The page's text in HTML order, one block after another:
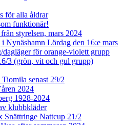
för alla åldrar
funktionär!
styrelsen, mars 2024
i Nynäshamn Lördag den 16:e mars
dagläger för orange-violett grupp
3 (grön, vit och gul grupp)
senast 29/2
2024
1928-2024
klubbkläder
Snättringe Nattcup 21/2